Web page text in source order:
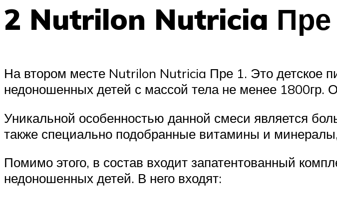
2 Nutrilon Nutricia Пре
На втором месте Nutrilon Nutricia Пре 1. Это детское
недоношенных детей с массой тела не менее 1800гр.
Уникальной особенностью данной смеси является
также специально подобранные витамины и
Помимо этого, в состав входит запатентованный
недоношенных детей. В него входят: